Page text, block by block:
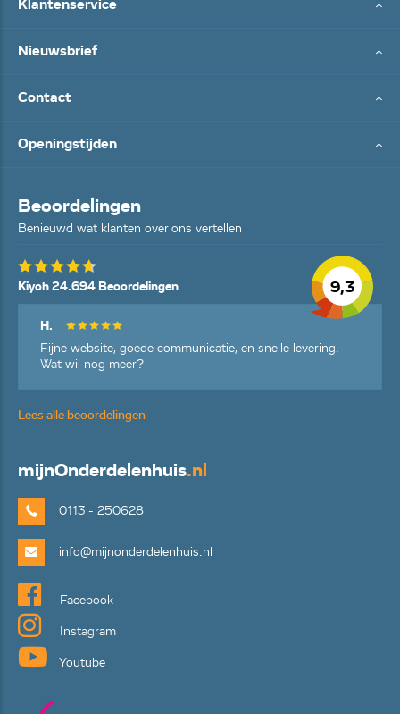
Klantenservice
Nieuwsbrief
Contact
Openingstijden
Beoordelingen
Benieuwd wat klanten over ons vertellen
9,3
Kiyoh 24.694 Beoordelingen
H.
Fijne website, goede communicatie, en snelle levering.
Wat wil nog meer?
Lees alle beoordelingen
mijnOnderdelenhuis.nl
0113 - 250628
info@mijnonderdelenhuis.nl
Facebook
Instagram
Youtube